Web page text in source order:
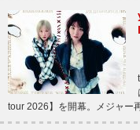
tour 2026】を開幕。メジャー